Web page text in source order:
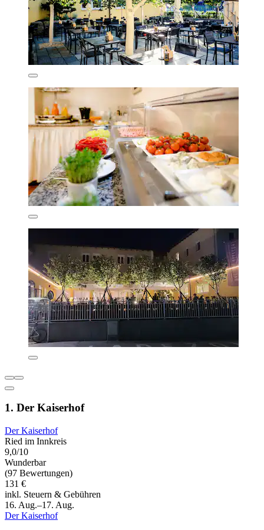
1. Der Kaiserhof
Der Kaiserhof
Ried im Innkreis
9,0/10
Wunderbar
(97 Bewertungen)
131 €
inkl. Steuern & Gebühren
16. Aug.–17. Aug.
Der Kaiserhof